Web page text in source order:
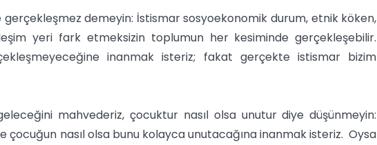
demeyin: İstismar sosyoekonomik durum, etnik köken,
yeri fark etmeksizin toplumun her kesiminde gerçekleşebilir.
inanmak isteriz; fakat gerçekte istismar bizim
mahvederiz, çocuktur nasıl olsa unutur diye düşünmeyin:
çocuğun nasıl olsa bunu kolayca unutacağına inanmak isteriz. Oysa